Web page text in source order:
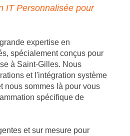
IT Personnalisée pour
expertise en
spécialement conçus pour
à Saint-Gilles. Nous
et l'intégration système
nous sommes là pour vous
spécifique de
et sur mesure pour